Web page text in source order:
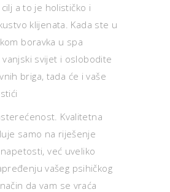
a to je holističko i
klijenata. Kada ste u
boravka u spa
svijet i oslobodite
briga, tada će i vaše
Kvalitetna
samo na riješenje
već uveliko
vašeg psihičkog
da vam se vraća